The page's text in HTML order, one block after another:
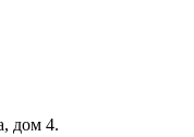
дом 4.